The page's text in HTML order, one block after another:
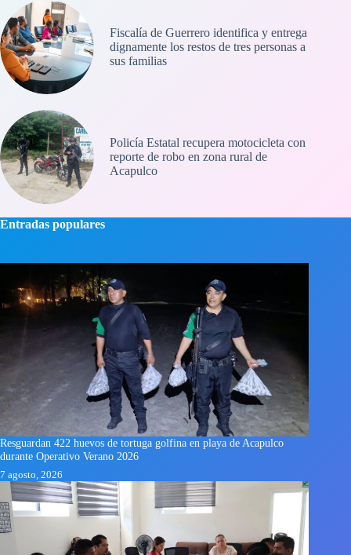
Fiscalía de Guerrero identifica y entrega
dignamente los restos de tres personas a
sus familias
Policía Estatal recupera motocicleta con
reporte de robo en zona rural de
Acapulco
Entradas populares
Resguardan 422 huevos de tortuga golfina en playa de Acapulco
durante Operativo Verano 2026
7 agosto, 2026